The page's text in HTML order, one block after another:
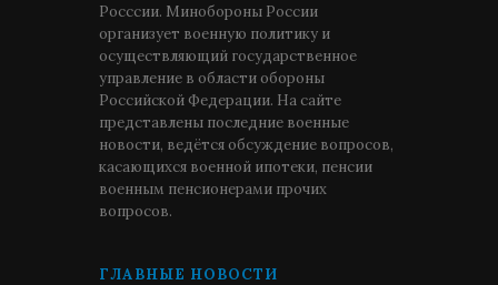
Росссии. Минобороны России
организует военную политику и
осуществляющий государственное
управление в области обороны
Российской Федерации. На сайте
представлены последние военные
новости, ведётся обсуждение вопросов,
касающихся военной ипотеки, пенсии
военным пенсионерами прочих
вопросов.
ГЛАВНЫЕ НОВОСТИ